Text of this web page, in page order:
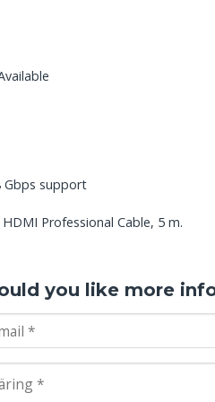
Gbps support
Professional Cable, 5 m.
you like more